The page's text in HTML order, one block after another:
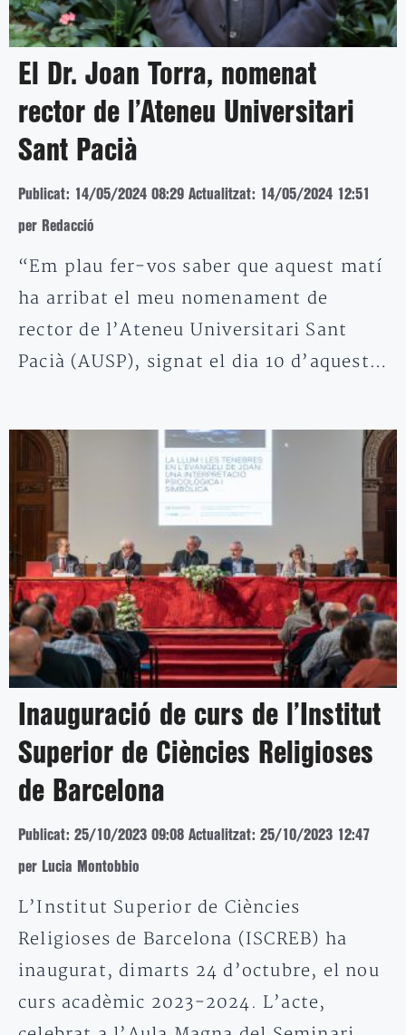
El Dr. Joan Torra, nomenat
rector de l’Ateneu Universitari
Sant Pacià
Publicat: 14/05/2024 08:29 Actualitzat: 14/05/2024 12:51
per Redacció
“Em plau fer-vos saber que aquest matí
ha arribat el meu nomenament de
rector de l’Ateneu Universitari Sant
Pacià (AUSP), signat el dia 10 d’aquest…
Inauguració de curs de l’Institut
Superior de Ciències Religioses
de Barcelona
Publicat: 25/10/2023 09:08 Actualitzat: 25/10/2023 12:47
per Lucia Montobbio
L’Institut Superior de Ciències
Religioses de Barcelona (ISCREB) ha
inaugurat, dimarts 24 d’octubre, el nou
curs acadèmic 2023-2024. L’acte,